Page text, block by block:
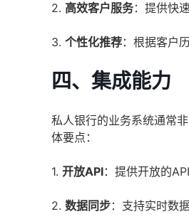
2. 高效客户服务：提供快
3. 个性化推荐：根据客户
四、集成能力
私人银行的业务系统通常
体要点：
1. 开放API：提供开放的
2. 数据同步：支持实时数